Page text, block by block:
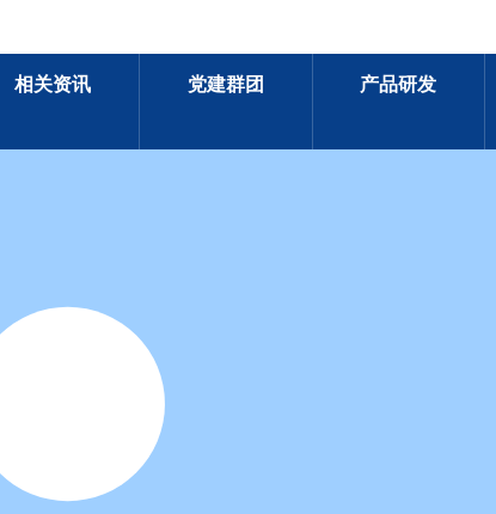
相关资讯 党建群团 产品研发